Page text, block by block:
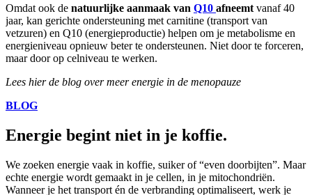
Omdat ook de natuurlijke aanmaak van Q10 afneemt vanaf 40
jaar, kan gerichte ondersteuning met carnitine (transport van
vetzuren) en Q10 (energieproductie) helpen om je metabolisme en
energieniveau opnieuw beter te ondersteunen. Niet door te forceren,
maar door op celniveau te werken.
Lees hier de blog over meer energie in de menopauze
BLOG
Energie begint niet in je koffie.
We zoeken energie vaak in koffie, suiker of “even doorbijten”. Maar
echte energie wordt gemaakt in je cellen, in je mitochondriën.
Wanneer je het transport én de verbranding optimaliseert, werk je